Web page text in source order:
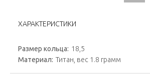
ХАРАКТЕРИСТИКИ
Размер кольца: 18,5
Материал: Титан, вес 1.8 грамм